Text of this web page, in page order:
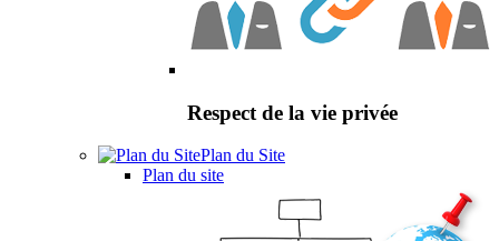
Respect de la vie privée
Plan du Site
Plan du site